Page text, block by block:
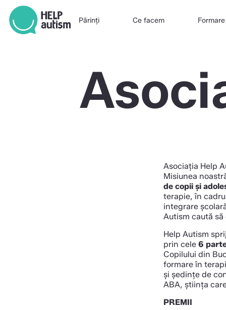
Părinți Ce facem Formare
Asociația Help
Misiunea
de copii și
terapie, în
integrare
Autism caută
Help Autism
prin cele 6
Copilului din
formare în
și ședințe de
ABA, știința
PREMII